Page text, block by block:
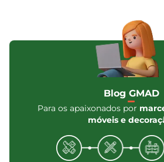
Blog GMAD
Para os apaixonados por
móveis e